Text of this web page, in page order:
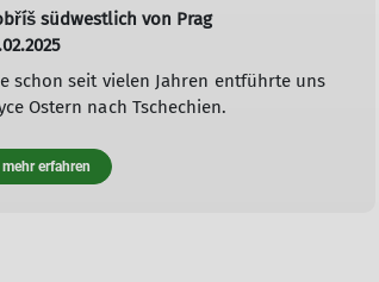
südwestlich von Prag
schon seit vielen Jahren entführte uns
Ostern nach Tschechien.
mehr erfahren